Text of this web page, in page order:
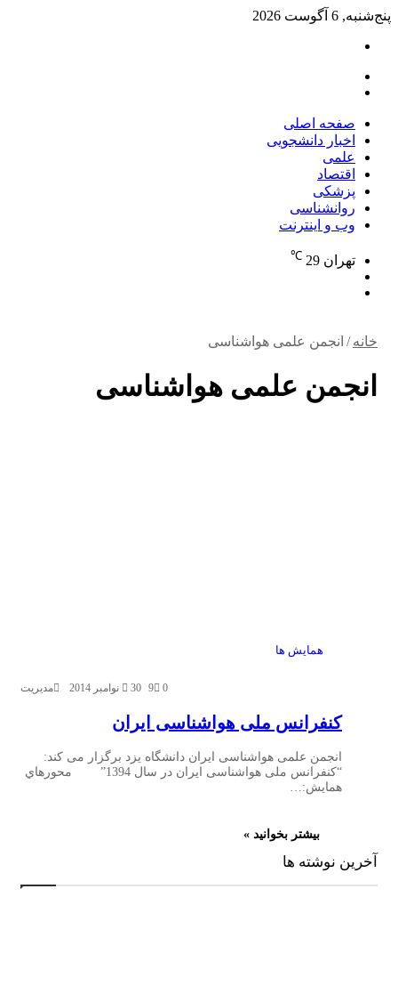
پنج‌شنبه, 6 آگوست 2026
صفحه اصلی
اخبار دانشجویی
علمی
اقتصاد
پزشکی
روانشناسی
وب و اینترنت
تهران 29
℃
خانه / انجمن علمی هواشناسی
انجمن علمی هواشناسی
همایش ها
مدیریت 30 نوامبر 2014 0
9
کنفرانس ملی هواشناسی ایران
انجمن علمی هواشناسی ایران دانشگاه یزد برگزار می کند:
“کنفرانس ملی هواشناسی ایران در سال 1394” محورهاي
همايش:…
بیشتر بخوانید »
آخرین نوشته ها